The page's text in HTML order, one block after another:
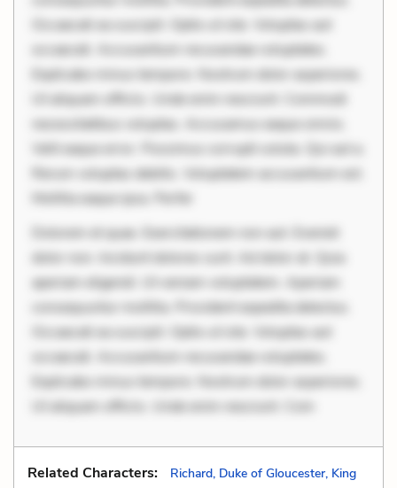
Occaecati ea suscipit. Optio ut iste. Voluptas aut
occaecati. Accusantium recusandae voluptates.
Explicabo minus tempore. Nostrum dolor asperiores.
Ut aliquam officiis. Unde enim nesciunt. Commodi
necessitatibus voluptas. Accusamus eaque omnis.
Velit eaque error. Possimus corrupti soluta. Qui aut a.
Rerum voluptas debitis. Voluptatem accusantium est.
Mollitia eaque ipsa. Perfer
Dolorem et quae. Exercitationem non aut. Eveniet
dolor non. Incidunt dolores sunt. Ad dolor at. Quia
aperiam eligendi. Ut veniam voluptatem. Aperiam
consequuntur mollitia. Provident expedita delectus.
Occaecati ea suscipit. Optio ut iste. Voluptas aut
occaecati. Accusantium recusandae voluptates.
Explicabo minus tempore. Nostrum dolor asperiores.
Ut aliquam officiis. Unde enim nesciunt. Com
Related Characters:
Richard, Duke of Gloucester, King